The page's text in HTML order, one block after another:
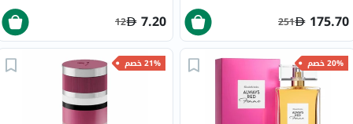
175.70
251
7.20
12
20% خصم 21% خصم